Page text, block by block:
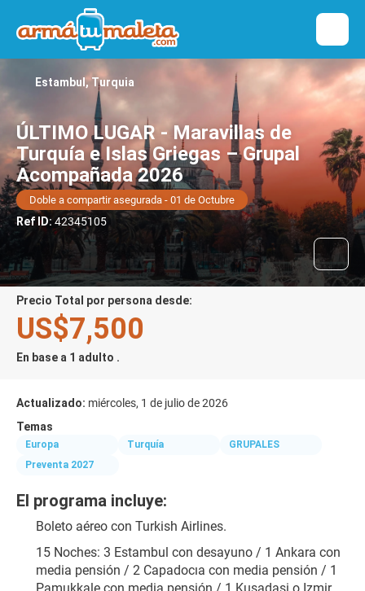
ÚLTIMO LUGAR - Maravillas de
Turquía e Islas Griegas – Grupal
Acompañada 2026
Doble a compartir asegurada - 01 de Octubre
Ref ID:42345105
Estambul, Turquia
Precio Total por persona desde:
US$7,500
En base a 1 adulto .
Actualizado: miércoles, 1 de julio de 2026
Temas
Europa Turquía
GRUPALES
Preventa 2027
El programa incluye:
Boleto aéreo con Turkish Airlines.
15 Noches: 3 Estambul con desayuno / 1 Ankara con
media pensión / 2 Capadocıa con media pensión / 1
Pamukkale con media pensión / 1 Kusadasi o Izmir